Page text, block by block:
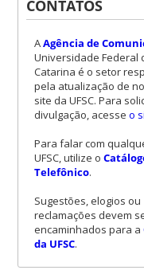
CONTATOS
AAgência de
Universidade Federal
Catarina é o setor
pela atualização de
site da UFSC. Para
divulgação, acesse o
Para falar com
UFSC, utilize o
Telefônico.
Sugestões, elogios ou
reclamações devem
encaminhados para a
da UFSC.